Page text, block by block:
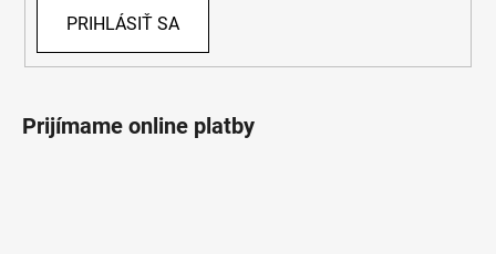
PRIHLÁSIŤ SA
Prijímame online platby